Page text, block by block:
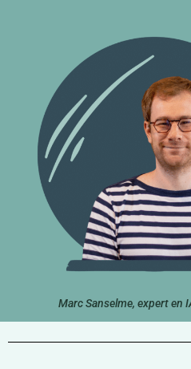
Marc Sanselme, expert en